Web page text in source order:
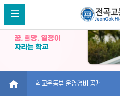
HOME 학교운동부 운영경비 공개